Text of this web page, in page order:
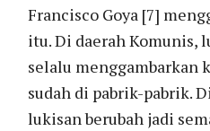
Francisco Goya [7]
itu. Di daerah Komunis,
selalu menggambarkan
sudah di pabrik-pabrik.
lukisan berubah jadi